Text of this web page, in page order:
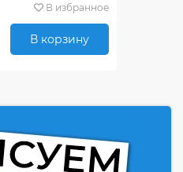
В избранное
В корзину